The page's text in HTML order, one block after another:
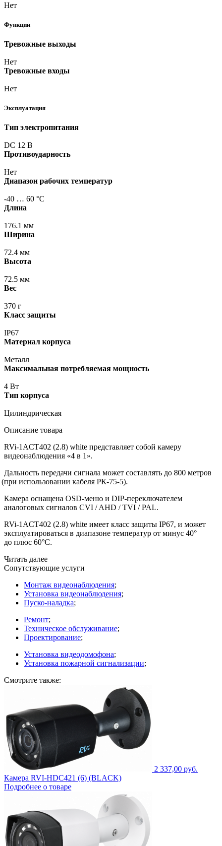
Нет
Функции
Тревожные выходы
Нет
Тревожные входы
Нет
Эксплуатация
Тип электропитания
DC 12 В
Противоударность
Нет
Диапазон рабочих температур
-40 … 60 °С
Длина
176.1 мм
Ширина
72.4 мм
Высота
72.5 мм
Вес
370 г
Класс защиты
IP67
Материал корпуса
Металл
Максимальная потребляемая мощность
4 Вт
Тип корпуса
Цилиндрическая
Описание товара
RVi-1ACT402 (2.8) white представляет собой камеру
видеонаблюдения «4 в 1».
Дальность передачи сигнала может составлять до 800 метров
(при использовании кабеля РК-75-5).
Камера оснащена OSD-меню и DIP-переключателем
аналоговых сигналов CVI / AHD / TVI / PAL.
RVi-1ACT402 (2.8) white имеет класс защиты IP67, и может
эксплуатироваться в диапазоне температур от минус 40°
до плюс 60°С.
Читать далее
Сопутствующие услуги
Монтаж видеонаблюдения;
Установка видеонаблюдения;
Пуско-наладка;
Ремонт;
Техническое обслуживание;
Проектирование;
Установка видеодомофона;
Установка пожарной сигнализации;
Смотрите также:
2 337,00 руб.
Камера RVI-HDC421 (6) (BLACK)
Подробнее о товаре